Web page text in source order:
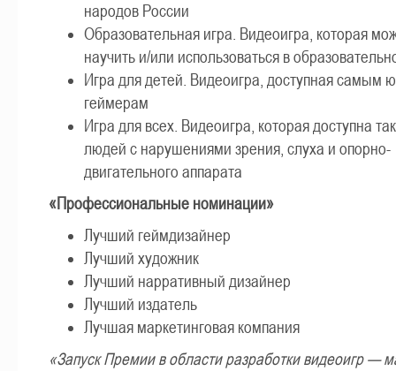
народов России
Образовательная игра. Видеоигра, которая
научить и/или использоваться в
Игра для детей. Видеоигра, доступная самым
геймерам
Игра для всех. Видеоигра, которая доступна
людей с нарушениями зрения, слуха и опорно-
двигательного аппарата
«Профессиональные номинации»
Лучший геймдизайнер
Лучший художник
Лучший нарративный дизайнер
Лучший издатель
Лучшая маркетинговая компания
«Запуск Премии в области разработки видеоигр —